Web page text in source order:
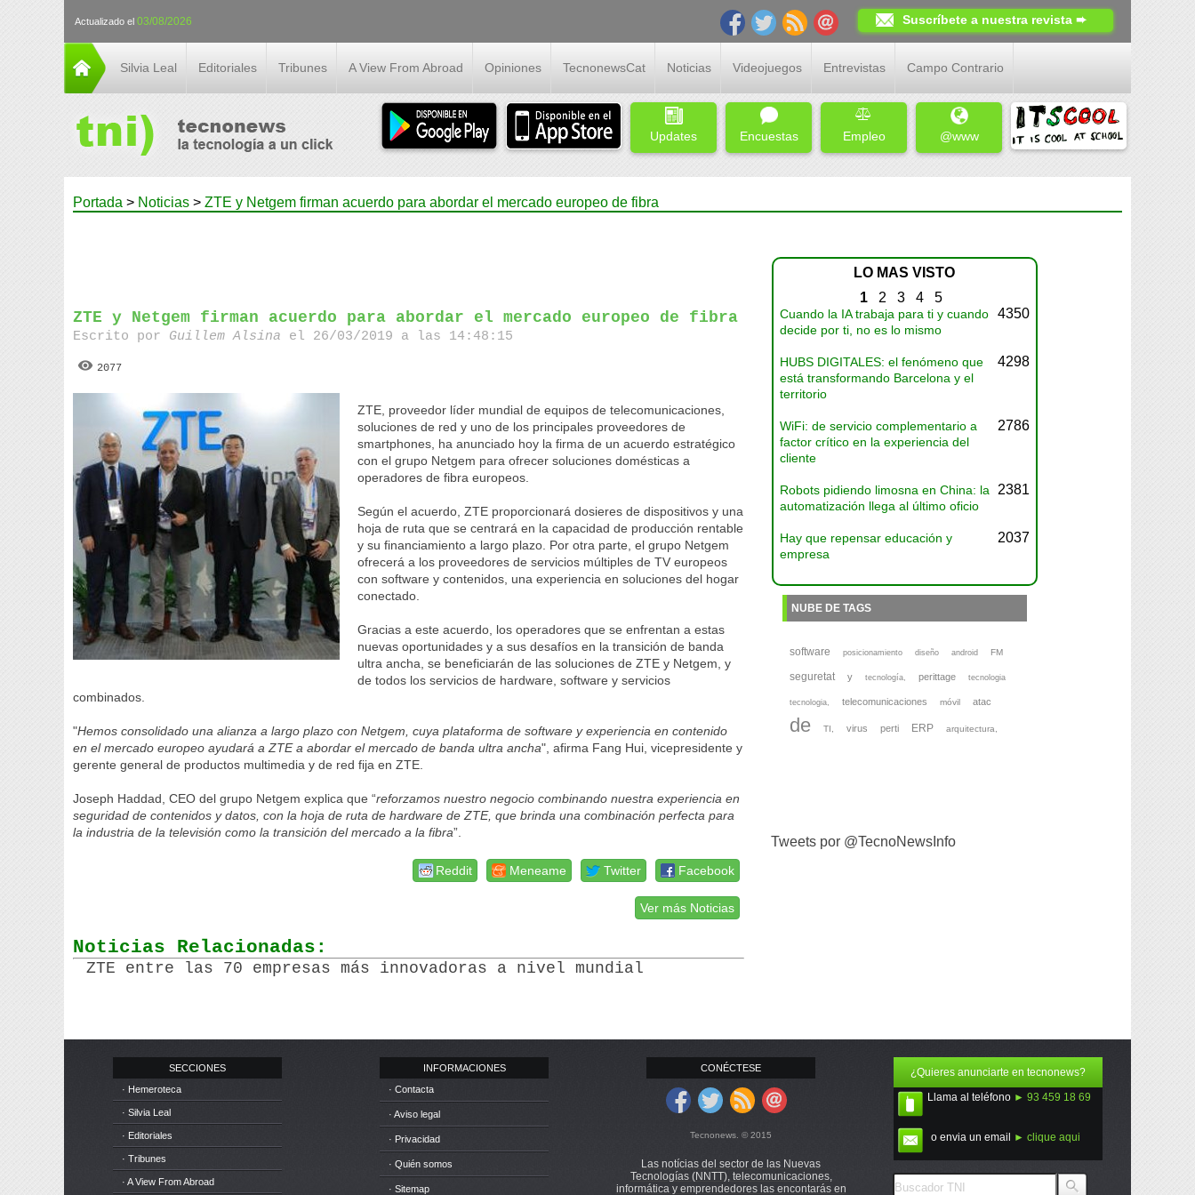
Actualizado el 03/08/2026 Suscríbete a nuestra revista ➨
Silvia Leal Editoriales Tribunes A View From Abroad Opiniones TecnonewsCat Noticias Videojuegos Entrevistas Campo Contrario
Updates Encuestas Empleo @www
Portada > Noticias > ZTE y Netgem firman acuerdo para abordar el mercado europeo de fibra
ZTE y Netgem firman acuerdo para abordar el mercado europeo de fibra
Escrito por Guillem Alsina el 26/03/2019 a las 14:48:15
2077
ZTE, proveedor líder mundial de equipos de telecomunicaciones,
soluciones de red y uno de los principales proveedores de
smartphones, ha anunciado hoy la firma de un acuerdo estratégico
con el grupo Netgem para ofrecer soluciones domésticas a
operadores de fibra europeos.
Según el acuerdo, ZTE proporcionará dosieres de dispositivos y una
hoja de ruta que se centrará en la capacidad de producción rentable
y su financiamiento a largo plazo. Por otra parte, el grupo Netgem
ofrecerá a los proveedores de servicios múltiples de TV europeos
con software y contenidos, una experiencia en soluciones del hogar
conectado.
Gracias a este acuerdo, los operadores que se enfrentan a estas
nuevas oportunidades y a sus desafíos en la transición de banda
ultra ancha, se beneficiarán de las soluciones de ZTE y Netgem, y
de todos los servicios de hardware, software y servicios
combinados.
"Hemos consolidado una alianza a largo plazo con Netgem, cuya plataforma de software y experiencia en contenido
en el mercado europeo ayudará a ZTE a abordar el mercado de banda ultra ancha", afirma Fang Hui, vicepresidente y
gerente general de productos multimedia y de red fija en ZTE.
Joseph Haddad, CEO del grupo Netgem explica que “reforzamos nuestro negocio combinando nuestra experiencia en
seguridad de contenidos y datos, con la hoja de ruta de hardware de ZTE, que brinda una combinación perfecta para
la industria de la televisión como la transición del mercado a la fibra”.
Facebook
Twitter
Meneame
Reddit
Ver más Noticias
Noticias Relacionadas:
ZTE entre las 70 empresas más innovadoras a nivel mundial
LO MAS VISTO
1 2 3 4 5
Cuando la IA trabaja para ti y cuando
decide por ti, no es lo mismo
4350
HUBS DIGITALES: el fenómeno que
está transformando Barcelona y el
territorio
4298
WiFi: de servicio complementario a
factor crítico en la experiencia del
cliente
2786
Robots pidiendo limosna en China: la
automatización llega al último oficio
2381
Hay que repensar educación y
empresa
2037
NUBE DE TAGS
software posicionamiento diseño android FM
seguretat y tecnología, perittage tecnologia
tecnologia, telecomunicaciones móvil atac
de TI, virus perti ERP arquitectura,
Tweets por @TecnoNewsInfo
SECCIONES
· Hemeroteca
· Silvia Leal
· Editoriales
· Tribunes
· A View From Abroad
INFORMACIONES
· Contacta
· Aviso legal
· Privacidad
· Quién somos
· Sitemap
CONÉCTESE
Tecnonews. © 2015
Las notícias del sector de las Nuevas
Tecnologías (NNTT), telecomunicaciones,
informática y emprendedores las encontarás en
¿Quieres anunciarte en tecnonews?
Llama al teléfono ► 93 459 18 69
o envia un email ► clique aqui